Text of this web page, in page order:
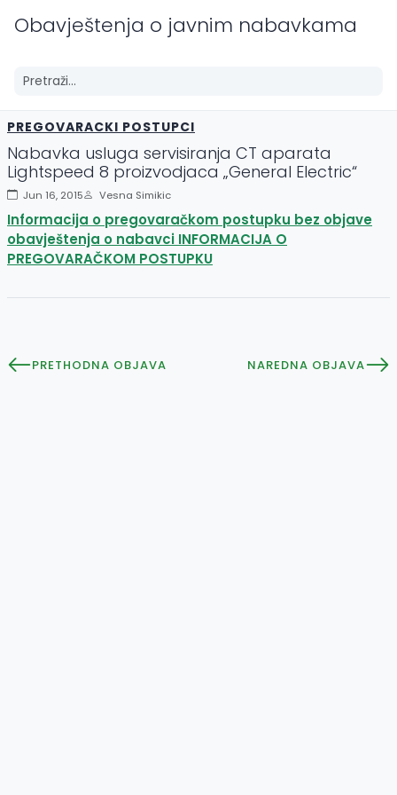
Obavještenja o javnim nabavkama
PREGOVARACKI POSTUPCI
Nabavka usluga servisiranja CT aparata
Lightspeed 8 proizvodjaca „General Electric“
Jun 16, 2015 Vesna Simikic
Informacija o pregovaračkom postupku bez objave
obavještenja o nabavci INFORMACIJA O
PREGOVARAČKOM POSTUPKU
PRETHODNA OBJAVA NAREDNA OBJAVA